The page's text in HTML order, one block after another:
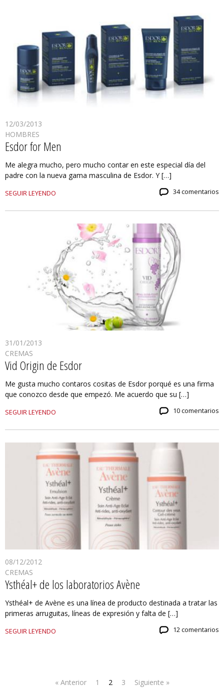
12/03/2013
HOMBRES
Esdor for Men
Me alegra mucho, pero mucho contar en este especial día del
padre con la nueva gama masculina de Esdor. Y […]
SEGUIR LEYENDO 34 comentarios
31/01/2013
CREMAS
Vid Origin de Esdor
Me gusta mucho contaros cositas de Esdor porqué es una firma
que conozco desde que empezó. Me acuerdo que su […]
SEGUIR LEYENDO 10 comentarios
08/12/2012
CREMAS
Ysthéal+ de los laboratorios Avène
Ysthéal+ de Avène es una línea de producto destinada a tratar las
primeras arruguitas, líneas de expresión y falta de […]
SEGUIR LEYENDO 12 comentarios
« Anterior 1 2 3 Siguiente »